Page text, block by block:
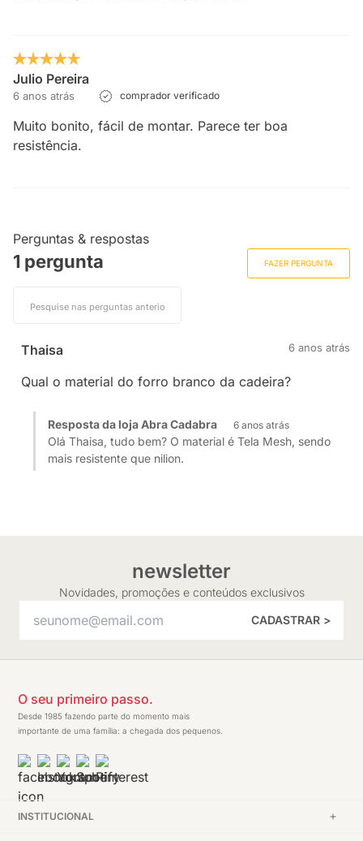
Julio Pereira
6 anos atrás comprador verificado
Muito bonito, fácil de montar. Parece ter boa
resistência.
Perguntas & respostas
1 pergunta FAZER PERGUNTA
Thaisa 6 anos atrás
Qual o material do forro branco da cadeira?
Resposta da loja Abra Cadabra 6 anos atrás
Olá Thaisa, tudo bem? O material é Tela Mesh, sendo
mais resistente que nilion.
newsletter
Novidades, promoções e conteúdos exclusivos
CADASTRAR >
O seu primeiro passo.
Desde 1985 fazendo parte do momento mais
importante de uma família: a chegada dos pequenos.
INSTITUCIONAL